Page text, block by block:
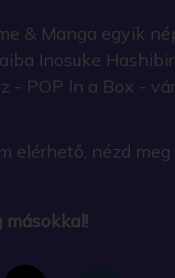
& Manga egyik
Inosuke
- POP In a Box -
elérhető, nézd meg
másokkal!